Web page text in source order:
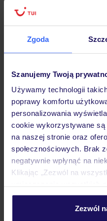
Zgoda
Szanujemy Twoją
Używamy technologii
poprawy komfortu
personalizowania
cookie wykorzystywane
na naszej stronie oraz
społecznościowych. Brak
negatywnie wpłynąć na
Klikając „Zezwól na
personalizować swój
Zezwól
Hotel
Opinie
Pokoje
Wyżywienie